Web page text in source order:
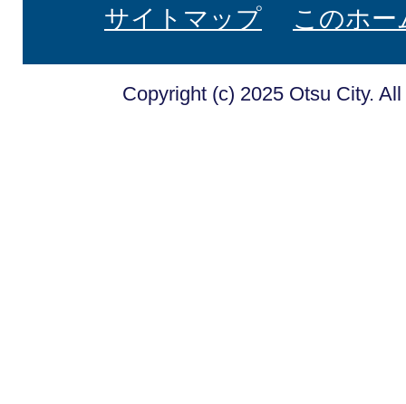
サイトマップ このホ
Copyright (c) 2025 Otsu City.